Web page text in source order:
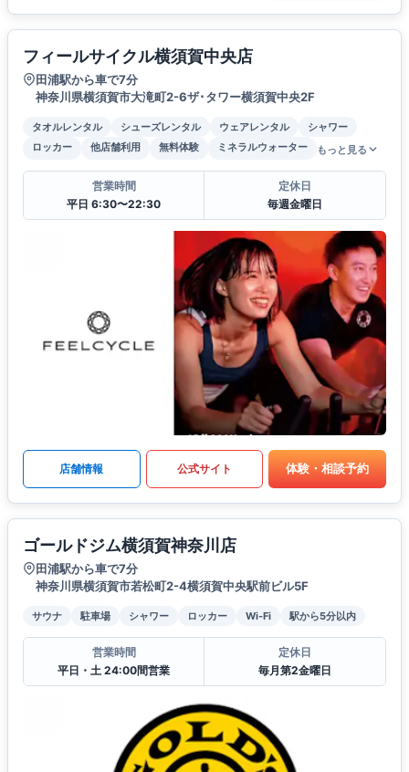
フィールサイクル横須賀中央店
田浦駅から車で7分
神奈川県横須賀市大滝町2-6ザ･タワー横須賀中央2F
タオルレンタル シューズレンタル ウェアレンタル
シャワー
ロッカー
他店舗利用 無料体験 ミネラルウォーター もっと見る
営業時間
平日 6:30〜22:30
定休日
毎週金曜日
店舗情報 公式サイト 体験・相談予約
ゴールドジム横須賀神奈川店
田浦駅から車で7分
神奈川県横須賀市若松町2-4横須賀中央駅前ビル5F
サウナ 駐車場 シャワー ロッカー Wi-Fi 駅から5分以内
営業時間
平日・土 24:00間営業
定休日
毎月第2金曜日